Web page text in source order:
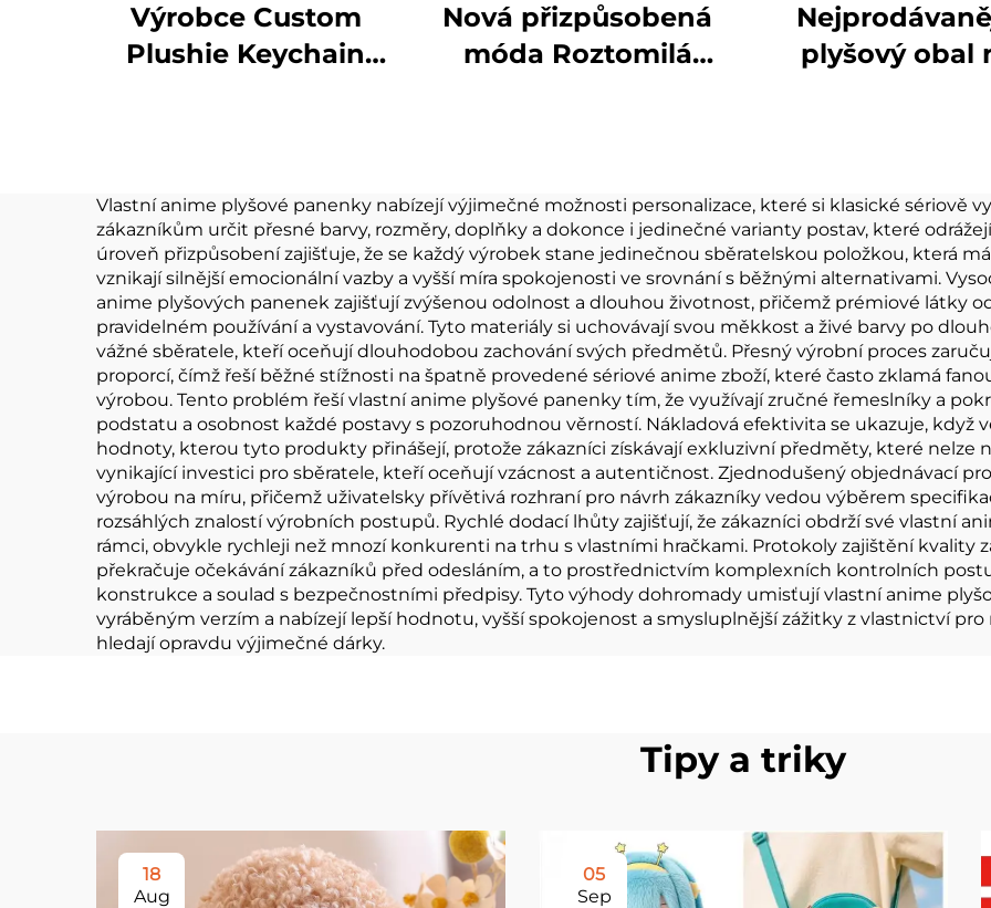
Výrobce Custom
Plushie Keychain
Nová přizpůsobená
móda Roztomilá
plyšový obal
popových
Hudební
Vlastní anime plyšové panenky nabízejí výjimečné možnosti personalizace, které si klasické sériově
zákazníkům určit přesné barvy, rozměry, doplňky a dokonce i jedinečné varianty postav, které
úroveň přizpůsobení zajišťuje, že se každý výrobek stane jedinečnou sběratelskou položkou, která
vznikají silnější emocionální vazby a vyšší míra spokojenosti ve srovnání s běžnými alternativami.
anime plyšových panenek zajišťují zvýšenou odolnost a dlouhou životnost, přičemž prémiové látky
pravidelném používání a vystavování. Tyto materiály si uchovávají svou měkkost a živé barvy po
vážné sběratele, kteří oceňují dlouhodobou zachování svých předmětů. Přesný výrobní proces
proporcí, čímž řeší běžné stížnosti na špatně provedené sériové anime zboží, které často zklamá
výrobou. Tento problém řeší vlastní anime plyšové panenky tím, že využívají zručné řemeslníky a
podstatu a osobnost každé postavy s pozoruhodnou věrností. Nákladová efektivita se ukazuje, když
hodnoty, kterou tyto produkty přinášejí, protože zákazníci získávají exkluzivní předměty, které
vynikající investici pro sběratele, kteří oceňují vzácnost a autentičnost. Zjednodušený objednávací
výrobou na míru, přičemž uživatelsky přívětivá rozhraní pro návrh zákazníky vedou výběrem
rozsáhlých znalostí výrobních postupů. Rychlé dodací lhůty zajišťují, že zákazníci obdrží své vlastní
rámci, obvykle rychleji než mnozí konkurenti na trhu s vlastními hračkami. Protokoly zajištění kvality
překračuje očekávání zákazníků před odesláním, a to prostřednictvím komplexních kontrolních
konstrukce a soulad s bezpečnostními předpisy. Tyto výhody dohromady umisťují vlastní anime
vyráběným verzím a nabízejí lepší hodnotu, vyšší spokojenost a smysluplnější zážitky z vlastnictví
hledají opravdu výjimečné dárky.
Tipy a triky
18
Aug
05
Sep